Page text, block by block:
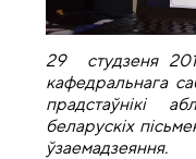
29 студзеня
кафедральнага
прадстаўнікі
беларускіх
ўзаемадзеяння.